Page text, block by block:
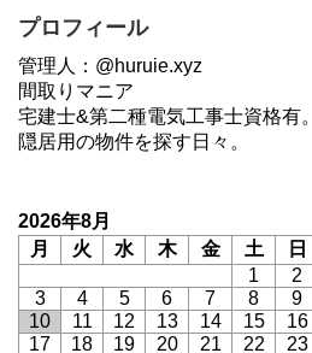
プロフィール
管理人：@huruie.xyz
間取りマニア
宅建士&第二種電気工事士資格有。
隠居用の物件を探す日々。
2026年8月
月
火 水 木 金 土
日
1
2
3
4 5 6 7 8
9
10
11 12 13 14 15
16
17
18 19 20 21 22 23